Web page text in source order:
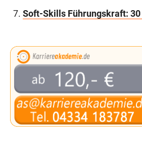
Soft-Skills Führungskraft: